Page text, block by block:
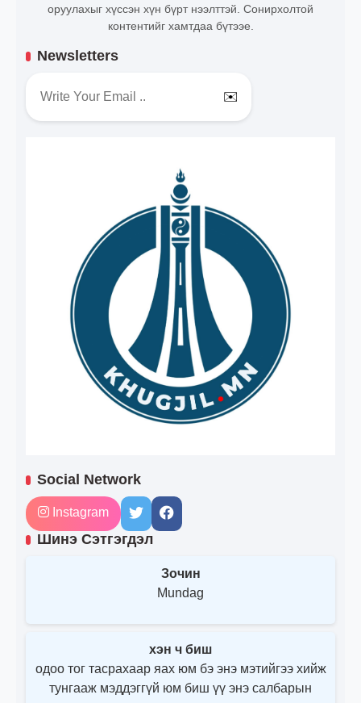
оруулахыг хүссэн хүн бүрт нээлттэй. Сонирхолтой
контентийг хамтдаа бүтээе.
Newsletters
✉️
Social Network
Instagram
Шинэ Сэтгэгдэл
Зочин
Mundag
хэн ч биш
одоо тог тасрахаар яах юм бэ энэ мэтийгээ хийж
тунгааж мэддэггүй юм биш үү энэ салбарын